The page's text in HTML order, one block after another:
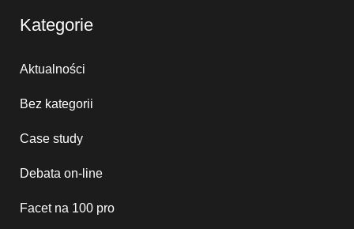
Kategorie
Aktualności
Bez kategorii
Case study
Debata on-line
Facet na 100 pro